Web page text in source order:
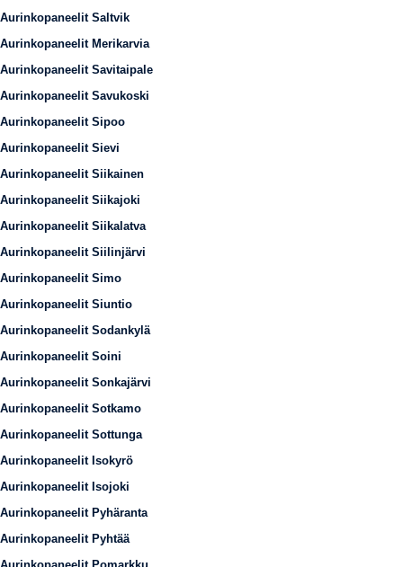
Aurinkopaneelit Saltvik
Aurinkopaneelit Merikarvia
Aurinkopaneelit Savitaipale
Aurinkopaneelit Savukoski
Aurinkopaneelit Sipoo
Aurinkopaneelit Sievi
Aurinkopaneelit Siikainen
Aurinkopaneelit Siikajoki
Aurinkopaneelit Siikalatva
Aurinkopaneelit Siilinjärvi
Aurinkopaneelit Simo
Aurinkopaneelit Siuntio
Aurinkopaneelit Sodankylä
Aurinkopaneelit Soini
Aurinkopaneelit Sonkajärvi
Aurinkopaneelit Sotkamo
Aurinkopaneelit Sottunga
Aurinkopaneelit Isokyrö
Aurinkopaneelit Isojoki
Aurinkopaneelit Pyhäranta
Aurinkopaneelit Pyhtää